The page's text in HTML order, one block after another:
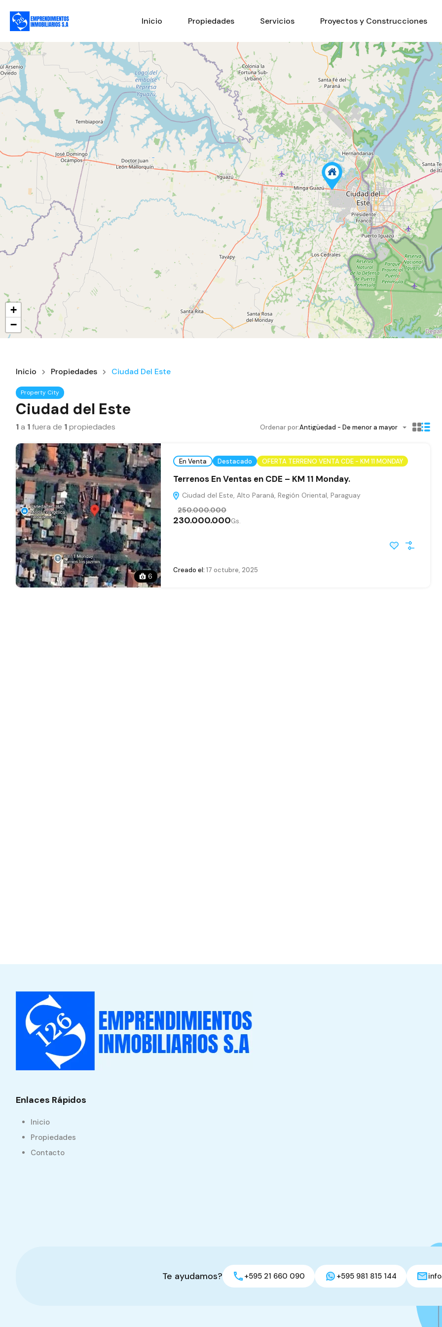
Inicio Propiedades Servicios Proyectos y Construcciones
+
−
Inicio Propiedades Ciudad Del Este
Property City
Ciudad del Este
1a 1fuera de 1propiedades Ordenar por:Antigüedad - De menor a mayor
6
En Venta Destacado OFERTA TERRENO VENTA CDE - KM 11 MONDAY
Terrenos En Ventas en CDE – KM 11 Monday.
Ciudad del Este, Alto Paraná, Región Oriental, Paraguay
230.000.000
250.000.000
Gs.
Creado el: 17 octubre, 2025
Enlaces Rápidos
Inicio
Propiedades
Contacto
Te ayudamos? +595 21 660 090 +595 981 815 144